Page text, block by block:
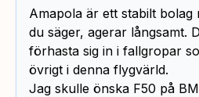
Amapola är ett stabilt bolag
du säger, agerar långsamt.
förhasta sig in i fallgropar
övrigt i denna flygvärld.
Jag skulle önska F50 på